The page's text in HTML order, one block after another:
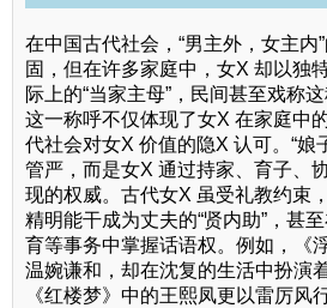
在中国古代社会，“男主外，女主内
固，但在许多家庭中，女X 却以独
际上的“当家主母”，民间甚至戏称这
这一称呼不仅体现了女X 在家庭中
代社会对女X 价值的隐X 认可。“娘
管严，而是女X 通过持家、育子、
现的权威。古代女X 虽受礼教约束
精明能干成为丈夫的“贤内助”，甚
育等事务中掌握话语权。例如，《
温婉谦和，却在沈复的生活中扮演
《红楼梦》中的王熙凤更以雷厉风